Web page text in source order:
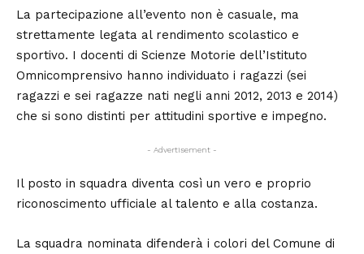
La partecipazione all’evento non è casuale, ma
strettamente legata al rendimento scolastico e
sportivo. I docenti di Scienze Motorie dell’Istituto
Omnicomprensivo hanno individuato i ragazzi (sei
ragazzi e sei ragazze nati negli anni 2012, 2013 e 2014)
che si sono distinti per attitudini sportive e impegno.
- Advertisement -
Il posto in squadra diventa così un vero e proprio
riconoscimento ufficiale al talento e alla costanza.
La squadra nominata difenderà i colori del Comune di